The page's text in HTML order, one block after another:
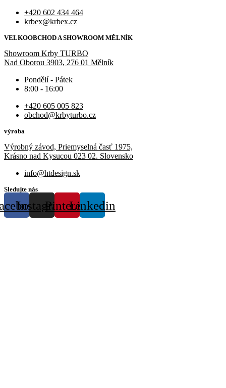
+420 602 434 464
krbex@krbex.cz
VELKOOBCHOD A SHOWROOM MĚLNÍK
Showroom Krby TURBO
Nad Oborou 3903, 276 01 Mělník
Pondělí - Pátek
8:00 - 16:00
+420 605 005 823
obchod@krbyturbo.cz
výroba
Výrobný závod, Priemyselná časť 1975,
Krásno nad Kysucou 023 02. Slovensko
info@htdesign.sk
Sledujte nás
InstagramPinterestLinkedin